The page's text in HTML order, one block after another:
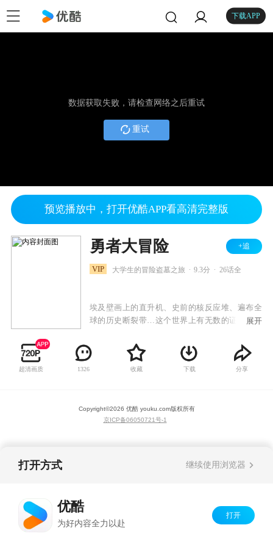
下载APP
数据获取失败，请检查网络之后重试
重试
预览播放中，打开优酷APP看高清完整版
勇者大冒险 +追
VIP 大学生的冒险盗墓之旅 9.3分 26话全
埃及壁画上的直升机、史前的核反应堆、遍布全
球的历史断裂带…这个世界上有无数的证据，提
真相，有人拼命的想掩盖痕迹。围绕着历史的断
章，会展开怎样轰轰烈烈的传奇故事。
展开
超清画质 1326 收藏 下载 分享
Copyright©2026 优酷 youku.com版权所有
京ICP备06050721号-1
打开方式 继续使用浏览器
优酷
为好内容全力以赴
打开